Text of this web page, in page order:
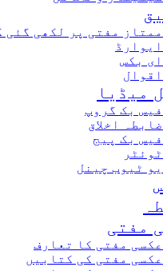
ممتاز مفتی پر لکھی گئی
ایوارڈ
ای بکس
اقوال
میڈیا
فیس بک گروپ
ضابطہ اخلاق
فیس بک پیج
ٹوئٹر
یو ٹیوب چینل
مفتی
عکسی مفتی کا تعارف
عکسی مفتی کی کتابیں